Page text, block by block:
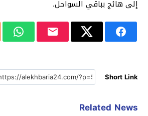
إلى هائج بباقي السواحل.
Short Link
Related News